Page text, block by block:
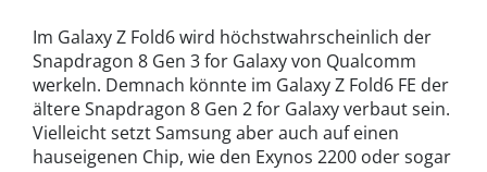
Im Galaxy Z Fold6 wird höchstwahrscheinlich der
Snapdragon 8 Gen 3 for Galaxy von Qualcomm
werkeln. Demnach könnte im Galaxy Z Fold6 FE der
ältere Snapdragon 8 Gen 2 for Galaxy verbaut sein.
Vielleicht setzt Samsung aber auch auf einen
hauseigenen Chip, wie den Exynos 2200 oder sogar